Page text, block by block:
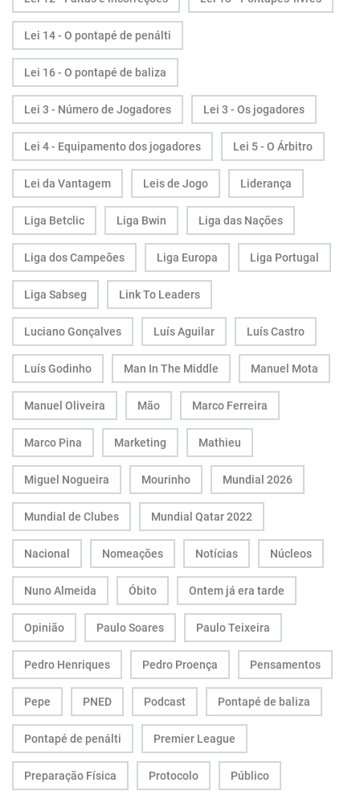
Lei 14 - O pontapé de penálti
Lei 16 - O pontapé de baliza
Lei 3 - Número de Jogadores Lei 3 - Os jogadores
Lei 4 - Equipamento dos jogadores Lei 5 - O Árbitro
Lei da Vantagem Leis de Jogo Liderança
Liga Betclic Liga Bwin Liga das Nações
Liga dos Campeões Liga Europa Liga Portugal
Liga Sabseg Link To Leaders
Luciano Gonçalves Luís Aguilar Luís Castro
Luís Godinho Man In The Middle Manuel Mota
Manuel Oliveira Mão Marco Ferreira
Marco Pina Marketing Mathieu
Miguel Nogueira Mourinho Mundial 2026
Mundial de Clubes Mundial Qatar 2022
Nacional Nomeações Notícias Núcleos
Nuno Almeida Óbito Ontem já era tarde
Opinião Paulo Soares Paulo Teixeira
Pedro Henriques Pedro Proença Pensamentos
Pepe PNED Podcast Pontapé de baliza
Pontapé de penálti Premier League
Preparação Física Protocolo Público